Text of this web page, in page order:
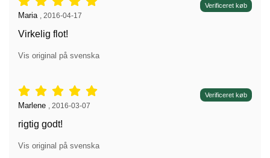
Anmeldelser: 5 stjerne af 5, Verificeret køb
Anmeldelser af:
Maria 2016-04-17
Virkelig flot!
Vis original på svenska
Anmeldelser: 5 stjerne af 5, Verificeret køb
Anmeldelser af:
Marlene 2016-03-07
rigtig godt!
Vis original på svenska